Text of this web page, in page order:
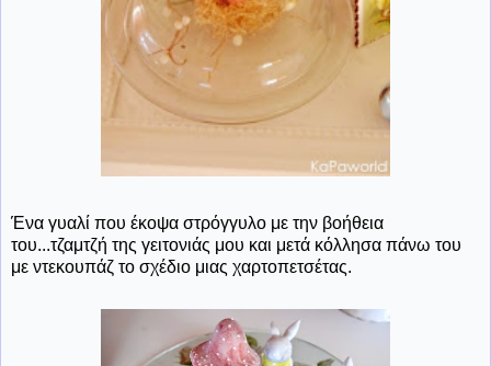
Ένα γυαλί που έκοψα στρόγγυλο με την βοήθεια
του...τζαμτζή της γειτονιάς μου και μετά κόλλησα πάνω του
με ντεκουπάζ το σχέδιο μιας χαρτοπετσέτας.